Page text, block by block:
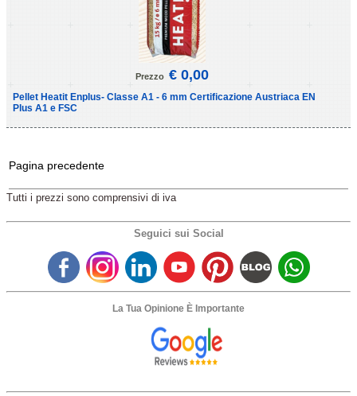
Prezzo € 0,00
Pellet Heatit Enplus- Classe A1 - 6 mm Certificazione Austriaca EN
Plus A1 e FSC
Pagina precedente
Tutti i prezzi sono comprensivi di iva
Seguici sui Social
La Tua Opinione È Importante